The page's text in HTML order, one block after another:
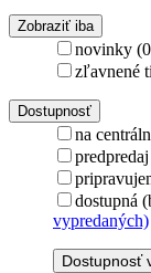
Zobraziť iba
novinky
zľavnené
Dostupnosť
na
dostupná
vypredaných)
Dostupnosť